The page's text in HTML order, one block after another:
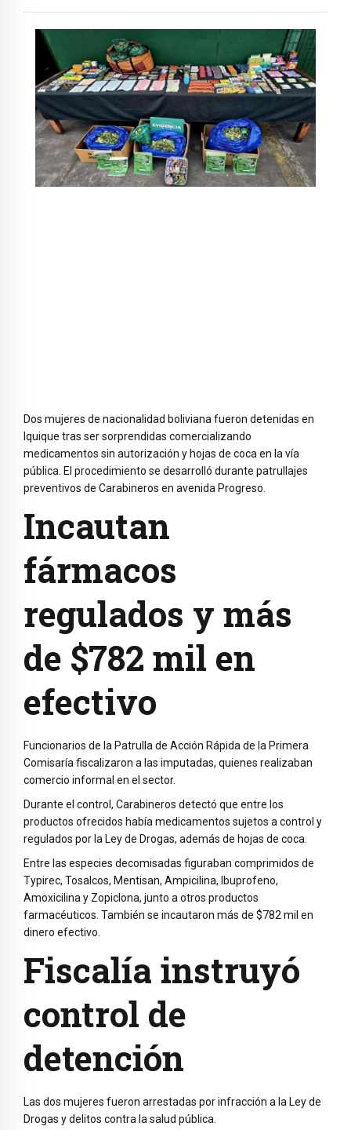
Dos mujeres de nacionalidad boliviana fueron detenidas en
Iquique tras ser sorprendidas comercializando
medicamentos sin autorización y hojas de coca en la vía
pública. El procedimiento se desarrolló durante patrullajes
preventivos de Carabineros en avenida Progreso.
Incautan
fármacos
regulados y más
de $782 mil en
efectivo
Funcionarios de la Patrulla de Acción Rápida de la Primera
Comisaría fiscalizaron a las imputadas, quienes realizaban
comercio informal en el sector.
Durante el control, Carabineros detectó que entre los
productos ofrecidos había medicamentos sujetos a control y
regulados por la Ley de Drogas, además de hojas de coca.
Entre las especies decomisadas figuraban comprimidos de
Typirec, Tosalcos, Mentisan, Ampicilina, Ibuprofeno,
Amoxicilina y Zopiclona, junto a otros productos
farmacéuticos. También se incautaron más de $782 mil en
dinero efectivo.
Fiscalía instruyó
control de
detención
Las dos mujeres fueron arrestadas por infracción a la Ley de
Drogas y delitos contra la salud pública.